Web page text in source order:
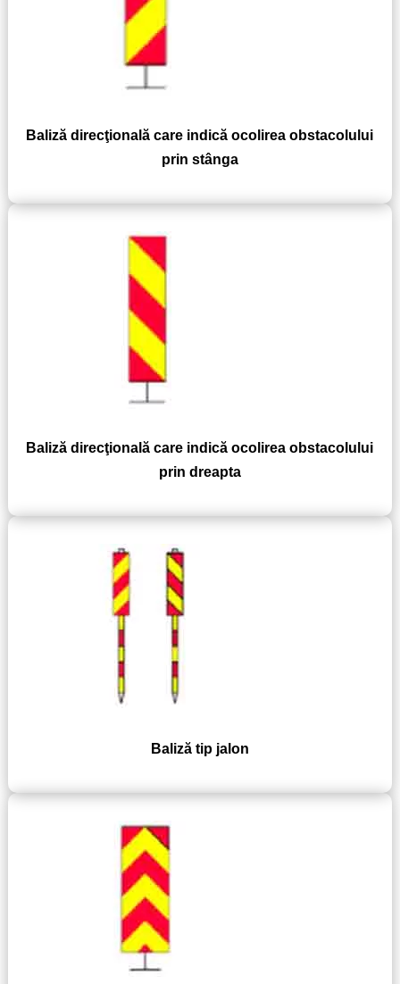
Baliză direcţională care indică ocolirea obstacolului
prin stânga
Baliză direcţională care indică ocolirea obstacolului
prin dreapta
Baliză tip jalon